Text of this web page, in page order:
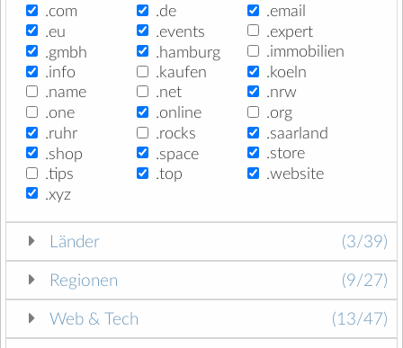
.com
.de
.email
.eu
.events
.expert
.gmbh
.hamburg
.immobilien
.info
.kaufen
.koeln
.name
.net
.nrw
.one
.online
.org
.ruhr
.rocks
.saarland
.shop
.space
.store
.tips
.top
.website
.xyz
Länder (3/39)
Regionen (9/27)
Web & Tech (13/47)